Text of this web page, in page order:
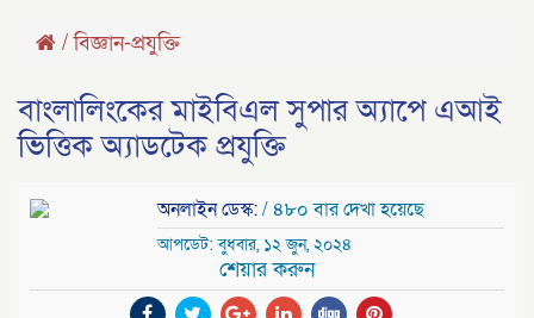
/বিজ্ঞান-প্রযুক্তি
বাংলালিংকের মাইবিএল সুপার অ্যাপে এআই
ভিত্তিক অ্যাডটেক প্রযুক্তি
অনলাইন ডেস্ক:/ ৪৮০ বার দেখা হয়েছে
আপডেট: বুধবার, ১২ জুন, ২০২৪
শেয়ার করুন